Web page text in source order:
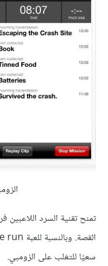
تمنح تقنية السرد
سعيًا للتغلب على الزومبي.